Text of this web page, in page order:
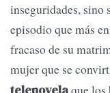
inseguridades, sino
episodio que más
fracaso de su
mujer que se
que los